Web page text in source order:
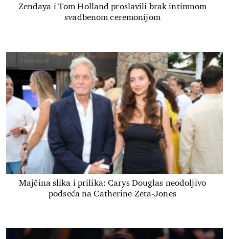
Zendaya i Tom Holland proslavili brak intimnom
svadbenom ceremonijom
Majčina slika i prilika: Carys Douglas neodoljivo
podseća na Catherine Zeta-Jones